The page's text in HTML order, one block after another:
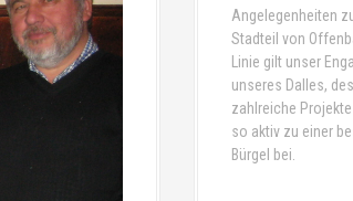
Angelegenheiten
Stadteil von
Linie gilt unser
unseres Dalles,
zahlreiche
so aktiv zu einer
Bürgel bei.